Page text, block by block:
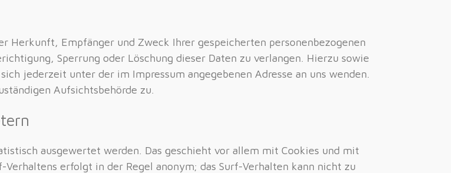
Herkunft, Empfänger und Zweck Ihrer gespeicherten personenbezogenen
Sperrung oder Löschung dieser Daten zu verlangen. Hierzu sowie
jederzeit unter der im Impressum angegebenen Adresse an uns wenden.
Aufsichtsbehörde zu.
ausgewertet werden. Das geschieht vor allem mit Cookies und mit
erfolgt in der Regel anonym; das Surf-Verhalten kann nicht zu